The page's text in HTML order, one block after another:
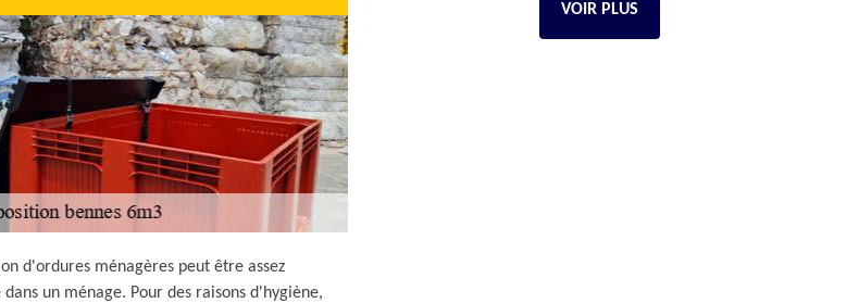
d'ordures ménagères peut être assez
un ménage. Pour des raisons d'hygiène,
VOIR PLUS